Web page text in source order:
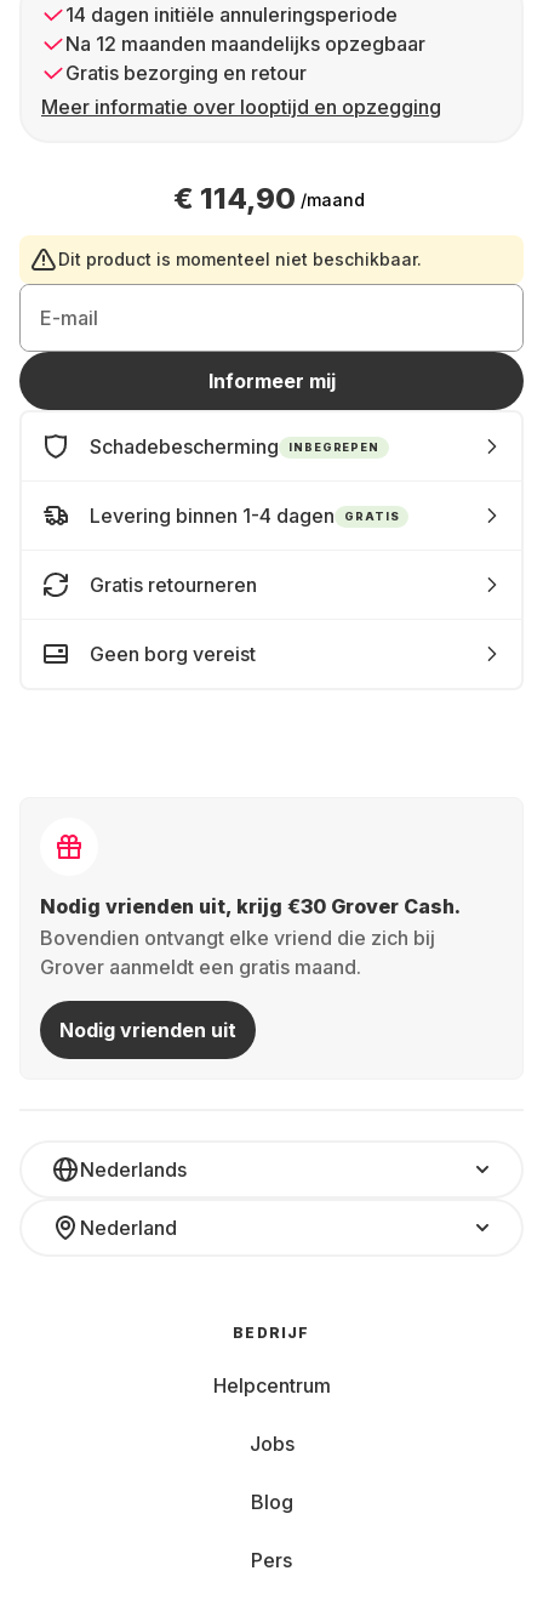
14 dagen initiële annuleringsperiode
Na 12 maanden maandelijks opzegbaar
Gratis bezorging en retour
Meer informatie over looptijd en opzegging
€ 114,90 /maand
Dit product is momenteel niet beschikbaar.
E-mail
Informeer mij
Schadebescherming INBEGREPEN
Levering binnen 1-4 dagen GRATIS
Gratis retourneren
Geen borg vereist
Nodig vrienden uit, krijg €30 Grover Cash.
Bovendien ontvangt elke vriend die zich bij
Grover aanmeldt een gratis maand.
Nodig vrienden uit
Nederlands
Nederland
BEDRIJF
Helpcentrum
Jobs
Blog
Pers